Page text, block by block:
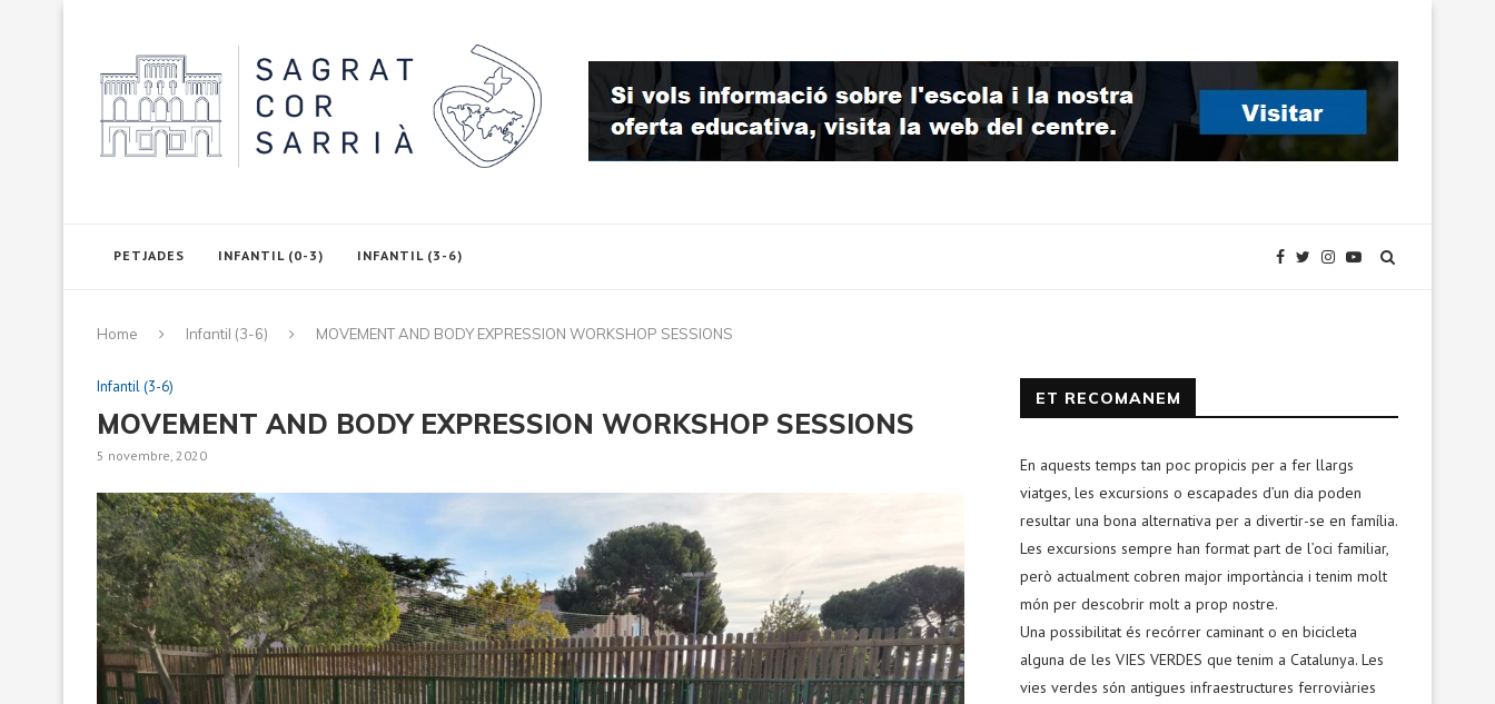
PETJADES INFANTIL (0-3) INFANTIL (3-6)
Home Infantil (3-6) MOVEMENT AND BODY EXPRESSION WORKSHOP SESSIONS
Infantil (3-6)
MOVEMENT AND BODY EXPRESSION WORKSHOP SESSIONS
5 novembre, 2020
ET RECOMANEM
En aquests temps tan poc propicis per a fer llargs
viatges, les excursions o escapades d’un dia poden
resultar una bona alternativa per a divertir-se en família.
Les excursions sempre han format part de l’oci familiar,
però actualment cobren major importància i tenim molt
món per descobrir molt a prop nostre.
Una possibilitat és recórrer caminant o en bicicleta
alguna de les VIES VERDES que tenim a Catalunya. Les
vies verdes són antigues infraestructures ferroviàries